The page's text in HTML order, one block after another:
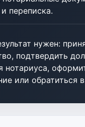
переписка.
нужен:
подтвердить
нотариуса,
или обратиться